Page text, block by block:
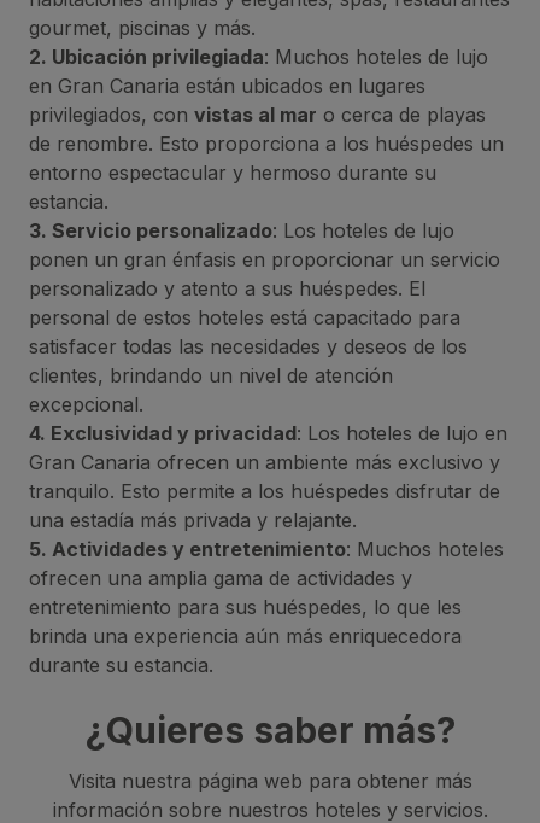
gourmet, piscinas y más.
2. Ubicación privilegiada: Muchos hoteles de lujo
en Gran Canaria están ubicados en lugares
privilegiados, con vistas al mar o cerca de playas
de renombre. Esto proporciona a los huéspedes un
entorno espectacular y hermoso durante su
estancia.
3. Servicio personalizado: Los hoteles de lujo
ponen un gran énfasis en proporcionar un servicio
personalizado y atento a sus huéspedes. El
personal de estos hoteles está capacitado para
satisfacer todas las necesidades y deseos de los
clientes, brindando un nivel de atención
excepcional.
4. Exclusividad y privacidad: Los hoteles de lujo en
Gran Canaria ofrecen un ambiente más exclusivo y
tranquilo. Esto permite a los huéspedes disfrutar de
una estadía más privada y relajante.
5. Actividades y entretenimiento: Muchos hoteles
ofrecen una amplia gama de actividades y
entretenimiento para sus huéspedes, lo que les
brinda una experiencia aún más enriquecedora
durante su estancia.
¿Quieres saber más?
Visita nuestra página web para obtener más
información sobre nuestros hoteles y servicios.